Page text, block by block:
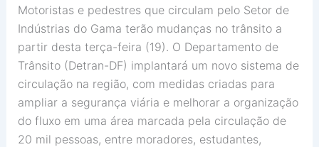
Motoristas e pedestres que circulam pelo Setor de
Indústrias do Gama terão mudanças no trânsito a
partir desta terça-feira (19). O Departamento de
Trânsito (Detran-DF) implantará um novo sistema de
circulação na região, com medidas criadas para
ampliar a segurança viária e melhorar a organização
do fluxo em uma área marcada pela circulação de
20 mil pessoas, entre moradores, estudantes,